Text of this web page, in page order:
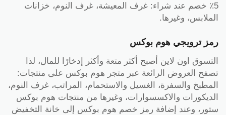
5٪ خصم عند شراء: غرف المعيشة، غرف النوم، خزانات
الملابس، وغيرها.
رمز ترويجي هوم بوكس
التسوق اون لاين أصبح أكثر متعة وأكثر إدخارًا للمال، لذا
تصفح العروض الرائعة عبر متجر هوم بوكس على منتجات:
المطبخ والسفرة، الغسيل والاستحمام، المراتب، غرف النوم،
الديكورات والاكسسوارات، وغيرها من منتجات هوم بوكس
ستور، وعند إضافة رمز خصم هوم بوكس إلى خانة التخفيض